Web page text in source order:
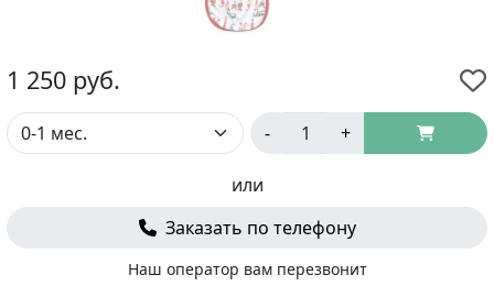
1 250 руб.
- +
или
Заказать по телефону
Наш оператор вам перезвонит